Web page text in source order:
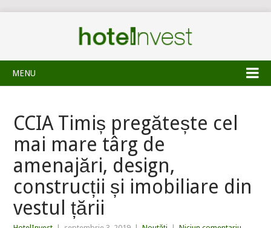
MENU
CCIA Timiș pregătește cel
mai mare târg de
amenajări, design,
construcții și imobiliare din
vestul țării